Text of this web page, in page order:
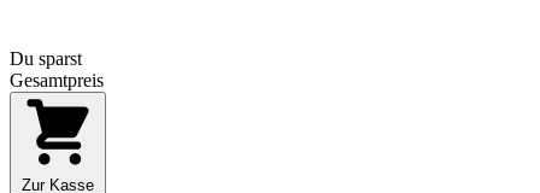
Du sparst
Gesamtpreis
Zur Kasse